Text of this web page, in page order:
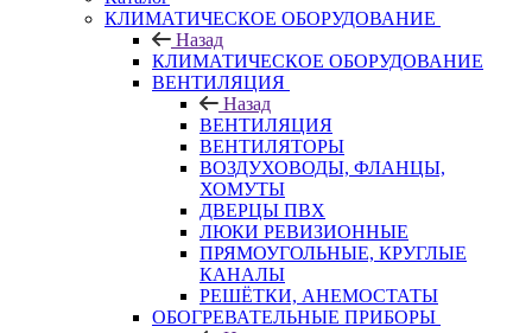
КЛИМАТИЧЕСКОЕ ОБОРУДОВАНИЕ
Назад
КЛИМАТИЧЕСКОЕ ОБОРУДОВАНИЕ
ВЕНТИЛЯЦИЯ
Назад
ВЕНТИЛЯЦИЯ
ВЕНТИЛЯТОРЫ
ВОЗДУХОВОДЫ, ФЛАНЦЫ,
ХОМУТЫ
ДВЕРЦЫ ПВХ
ЛЮКИ РЕВИЗИОННЫЕ
ПРЯМОУГОЛЬНЫЕ, КРУГЛЫЕ
КАНАЛЫ
РЕШЁТКИ, АНЕМОСТАТЫ
ОБОГРЕВАТЕЛЬНЫЕ ПРИБОРЫ